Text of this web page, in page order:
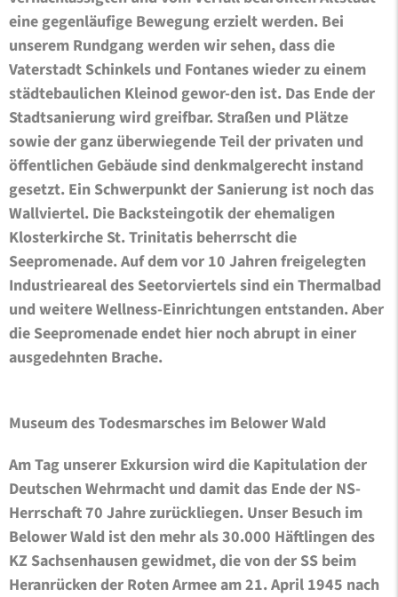
eine gegenläufige Bewegung erzielt werden. Bei
unserem Rundgang werden wir sehen, dass die
Vaterstadt Schinkels und Fontanes wieder zu einem
städtebaulichen Kleinod gewor-den ist. Das Ende der
Stadtsanierung wird greifbar. Straßen und Plätze
sowie der ganz überwiegende Teil der privaten und
öffentlichen Gebäude sind denkmalgerecht instand
gesetzt. Ein Schwerpunkt der Sanierung ist noch das
Wallviertel. Die Backsteingotik der ehemaligen
Klosterkirche St. Trinitatis beherrscht die
Seepromenade. Auf dem vor 10 Jahren freigelegten
Industrieareal des Seetorviertels sind ein Thermalbad
und weitere Wellness-Einrichtungen entstanden. Aber
die Seepromenade endet hier noch abrupt in einer
ausgedehnten Brache.
Museum des Todesmarsches im Belower Wald
Am Tag unserer Exkursion wird die Kapitulation der
Deutschen Wehrmacht und damit das Ende der NS-
Herrschaft 70 Jahre zurückliegen. Unser Besuch im
Belower Wald ist den mehr als 30.000 Häftlingen des
KZ Sachsenhausen gewidmet, die von der SS beim
Heranrücken der Roten Armee am 21. April 1945 nach